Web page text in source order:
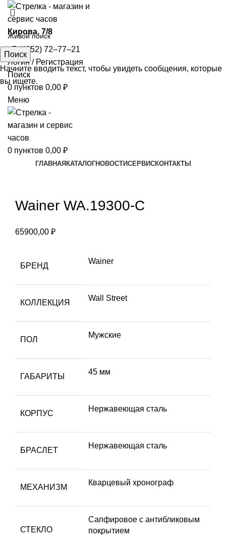
​Кирова, 7/8
+7 (4852) 72‒77‒21
Логин / Регистрация
Поиск
0 пунктов 0,00 ₽
Меню
0 пунктов 0,00 ₽
ГЛАВНАЯ КАТАЛОГНОВОСТИСЕРВИСКОНТАКТЫ
Wainer WA.19300-C
65900,00 ₽
БРЕНД
Wainer
КОЛЛЕКЦИЯ
Wall Street
ПОЛ
Мужские
ГАБАРИТЫ
45 мм
КОРПУС
Hержавеющая сталь
БРАСЛЕТ
Нержавеющая сталь
МЕХАНИЗМ
Кварцевый хронограф
СТЕКЛО
Сапфировое с антибликовым
покрытием
Поиск
Начните вводить текст, чтобы увидеть сообщения, которые
вы ищете.